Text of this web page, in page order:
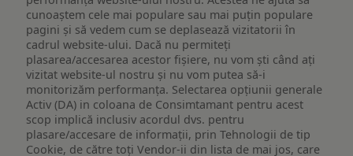
cunoaștem cele mai populare sau mai puțin populare
pagini și să vedem cum se deplasează vizitatorii în
cadrul website-ului. Dacă nu permiteți
plasarea/accesarea acestor fișiere, nu vom ști când ați
vizitat website-ul nostru și nu vom putea să-i
monitorizăm performanța. Selectarea opțiunii generale
Activ (DA) in coloana de Consimtamant pentru acest
scop implică inclusiv acordul dvs. pentru
plasare/accesare de informații, prin Tehnologii de tip
Cookie, de către toți Vendor-ii din lista de mai jos, care